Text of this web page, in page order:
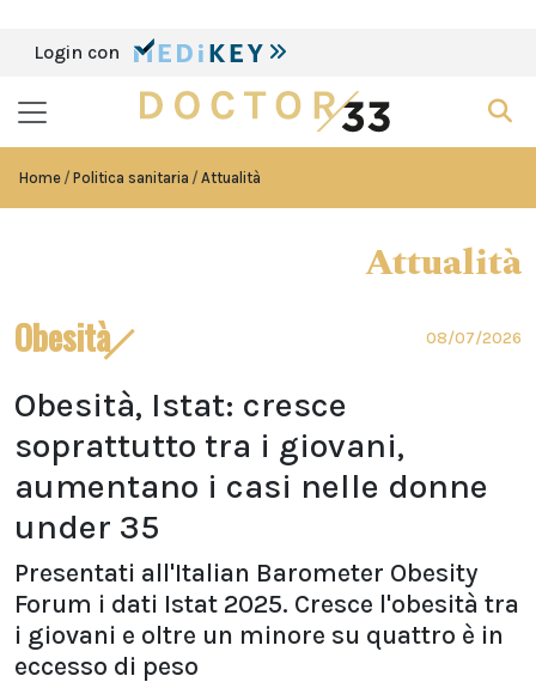
Login con
Home Politica sanitaria Attualità
Attualità
Obesità 08/07/2026
Obesità, Istat: cresce
soprattutto tra i giovani,
aumentano i casi nelle donne
under 35
Presentati all'Italian Barometer Obesity
Forum i dati Istat 2025. Cresce l'obesità tra
i giovani e oltre un minore su quattro è in
eccesso di peso